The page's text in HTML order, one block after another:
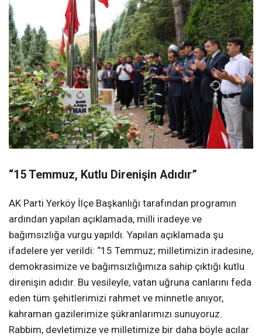
“15 Temmuz, Kutlu Direnişin Adıdır”
AK Parti Yerköy İlçe Başkanlığı tarafından programın
ardından yapılan açıklamada, milli iradeye ve
bağımsızlığa vurgu yapıldı. Yapılan açıklamada şu
ifadelere yer verildi: “15 Temmuz; milletimizin iradesine,
demokrasimize ve bağımsızlığımıza sahip çıktığı kutlu
direnişin adıdır. Bu vesileyle, vatan uğruna canlarını feda
eden tüm şehitlerimizi rahmet ve minnetle anıyor,
kahraman gazilerimize şükranlarımızı sunuyoruz.
Rabbim, devletimize ve milletimize bir daha böyle acılar